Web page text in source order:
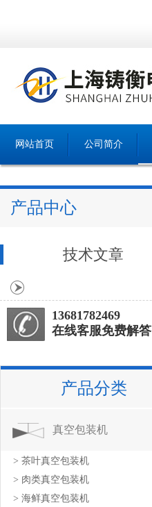
网站首页 公司简介
产品中心
技术文章
13681782469
在线客服免费解答
产品分类
真空包装机
> 茶叶真空包装机
> 肉类真空包装机
> 海鲜真空包装机